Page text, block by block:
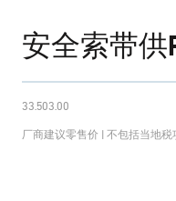
安全索带供
33.503.00
厂商建议零售价 | 不包括当地税